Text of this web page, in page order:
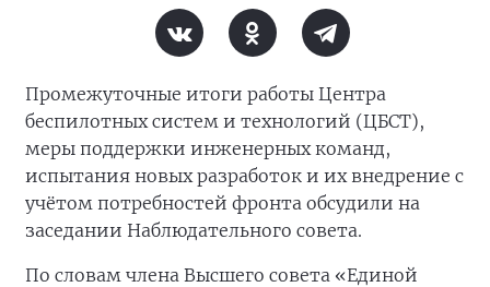
Промежуточные итоги работы Центра
беспилотных систем и технологий (ЦБСТ),
меры поддержки инженерных команд,
испытания новых разработок и их внедрение с
учётом потребностей фронта обсудили на
заседании Наблюдательного совета.
По словам члена Высшего совета «Единой